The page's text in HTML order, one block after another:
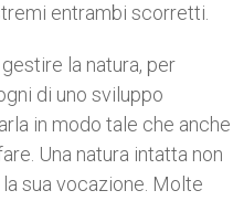
entrambi scorretti.
la natura, per
di uno sviluppo
in modo tale che anche
Una natura intatta non
sua vocazione. Molte